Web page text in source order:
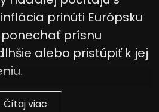
prinúti Európsku
prísnu
alebo pristúpiť k jej
Čítaj viac